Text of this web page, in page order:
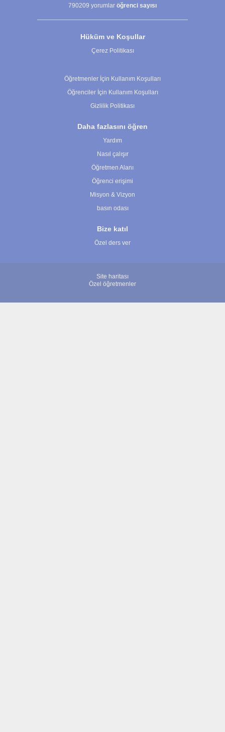
790209 yorumlar öğrenci sayısı
Hüküm ve Koşullar
Çerez Politikası
Öğretmenler İçin Kullanım Koşulları
Öğrenciler İçin Kullanım Koşulları
Gizlilik Politikası
Daha fazlasını öğren
Yardım
Nasıl çalışır
Öğretmen Alanı
Öğrenci erişimi
Misyon & Vizyon
basın odası
Bize katıl
Özel ders ver
Site haritası
Özel öğretmenler